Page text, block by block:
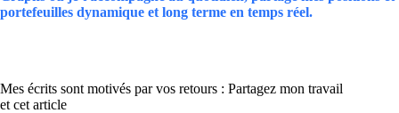
portefeuilles dynamique et long terme en temps réel.
Mes écrits sont motivés par vos retours : Partagez mon travail
et cet article